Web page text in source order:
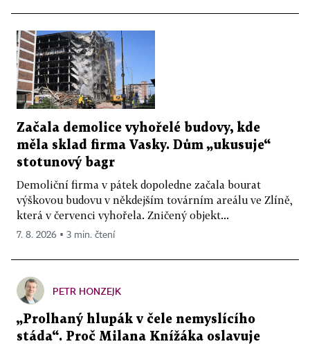
Začala demolice vyhořelé budovy, kde
měla sklad firma Vasky. Dům „ukusuje“
stotunový bagr
Demoliční firma v pátek dopoledne začala bourat
výškovou budovu v někdejším továrním areálu ve Zlíně,
která v červenci vyhořela. Zničený objekt...
7. 8. 2026 ▪ 3 min. čtení
PETR HONZEJK
„Prolhaný hlupák v čele nemyslícího
stáda“. Proč Milana Knížáka oslavuje